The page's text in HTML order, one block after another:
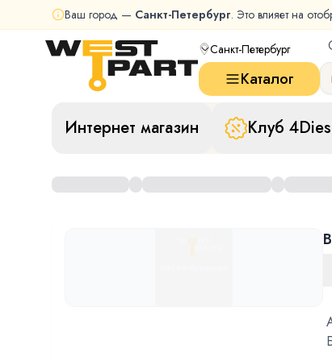
Ваш город — Санкт-Петербург. Это влияет на
Санкт-Петербург
Каталог
Интернет магазин Клуб